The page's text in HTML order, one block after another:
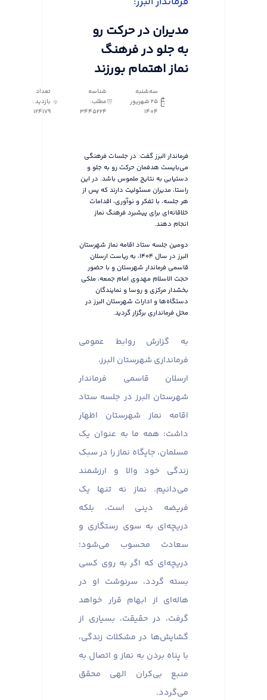
مدیران در حرکت رو
به جلو در فرهنگ
نماز اهتمام بورزند
سه‌شنبه
25 شهریور
1404
شناسه
مطلب:
3445224
تعداد
بازدید :
124179
فرماندار البرز گفت: در جلسات فرهنگی
می‌بایست هدفمان حرکت رو به جلو و
دستیابی به نتایج ملموس باشد. در این
راستا، مدیران مسئولیت دارند که پس از
هر جلسه، با تفکر و نوآوری، اقدامات
خلاقانه‌ای برای پیشبرد فرهنگ نماز
انجام دهند.
دومین جلسه ستاد اقامه نماز شهرستان
البرز در سال ۱۴۰۴، به ریاست ارسلان
قاسمی فرماندار شهرستان و با حضور
حجت الاسلام مهدوی امام جمعه، ملکی
بخشدار مرکزی و روسا و نمایندگان
دستگاه‌ها و ادارات شهرستان البرز در
محل فرمانداری برگزار گردید.
به گزارش روابط عمومی
فرمانداری شهرستان البرز،
ارسلان قاسمی فرماندار
شهرستان البرز در جلسه ستاد
اقامه نماز شهرستان اظهار
داشت: همه ما به عنوان یک
مسلمان، جایگاه نماز را در سبک
زندگی خود والا و ارزشمند
می‌دانیم. نماز نه تنها یک
فریضه دینی است، بلکه
دریچه‌ای به سوی رستگاری و
سعادت محسوب می‌شود؛
دریچه‌ای که اگر به روی کسی
بسته گردد، سرنوشت او در
هاله‌ای از ابهام قرار خواهد
گرفت، در حقیقت، بسیاری از
گشایش‌ها در مشکلات زندگی،
با پناه بردن به نماز و اتصال به
منبع بی‌کران الهی محقق
می‌گردد.